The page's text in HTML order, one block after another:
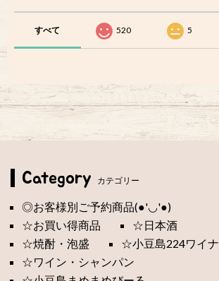
すべて 520 5
Category カテゴリー
◎お客様別ご予約商品(●'◡'●)
☆お買い得商品
☆日本酒
☆焼酎・泡盛
☆小豆島224ワイ
☆ワイン・シャンパン